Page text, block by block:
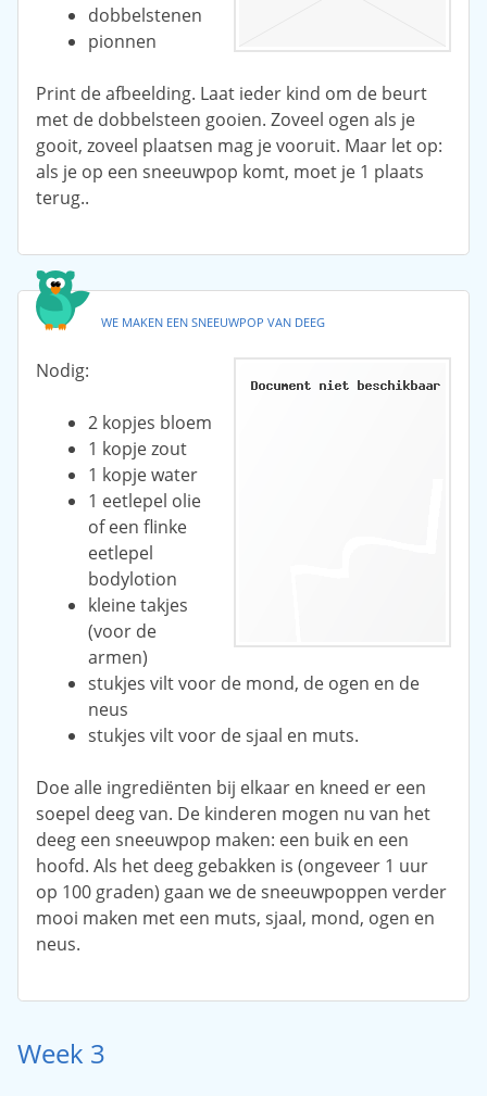
dobbelstenen
pionnen
Print de afbeelding. Laat ieder kind om de beurt
met de dobbelsteen gooien. Zoveel ogen als je
gooit, zoveel plaatsen mag je vooruit. Maar let op:
als je op een sneeuwpop komt, moet je 1 plaats
terug..
WE MAKEN EEN SNEEUWPOP VAN DEEG
Nodig:
2 kopjes bloem
1 kopje zout
1 kopje water
1 eetlepel olie
of een flinke
eetlepel
bodylotion
kleine takjes
(voor de
armen)
stukjes vilt voor de mond, de ogen en de
neus
stukjes vilt voor de sjaal en muts.
Doe alle ingrediënten bij elkaar en kneed er een
soepel deeg van. De kinderen mogen nu van het
deeg een sneeuwpop maken: een buik en een
hoofd. Als het deeg gebakken is (ongeveer 1 uur
op 100 graden) gaan we de sneeuwpoppen verder
mooi maken met een muts, sjaal, mond, ogen en
neus.
Week 3